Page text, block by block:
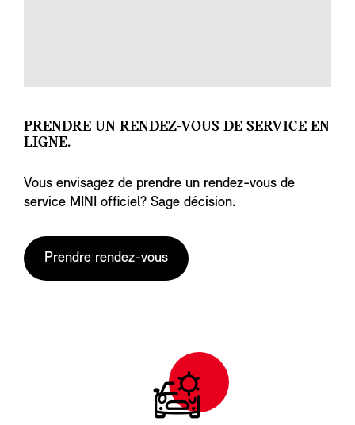
PRENDRE UN RENDEZ-VOUS DE SERVICE EN
LIGNE.
Vous envisagez de prendre un rendez-vous de
service MINI officiel? Sage décision.
Prendre rendez-vous